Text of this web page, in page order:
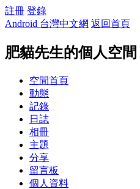
註冊 登錄
Android 台灣中文網 返回首頁
肥貓先生的個人空間
空間首頁
動態
記錄
日誌
相冊
主題
分享
留言板
個人資料